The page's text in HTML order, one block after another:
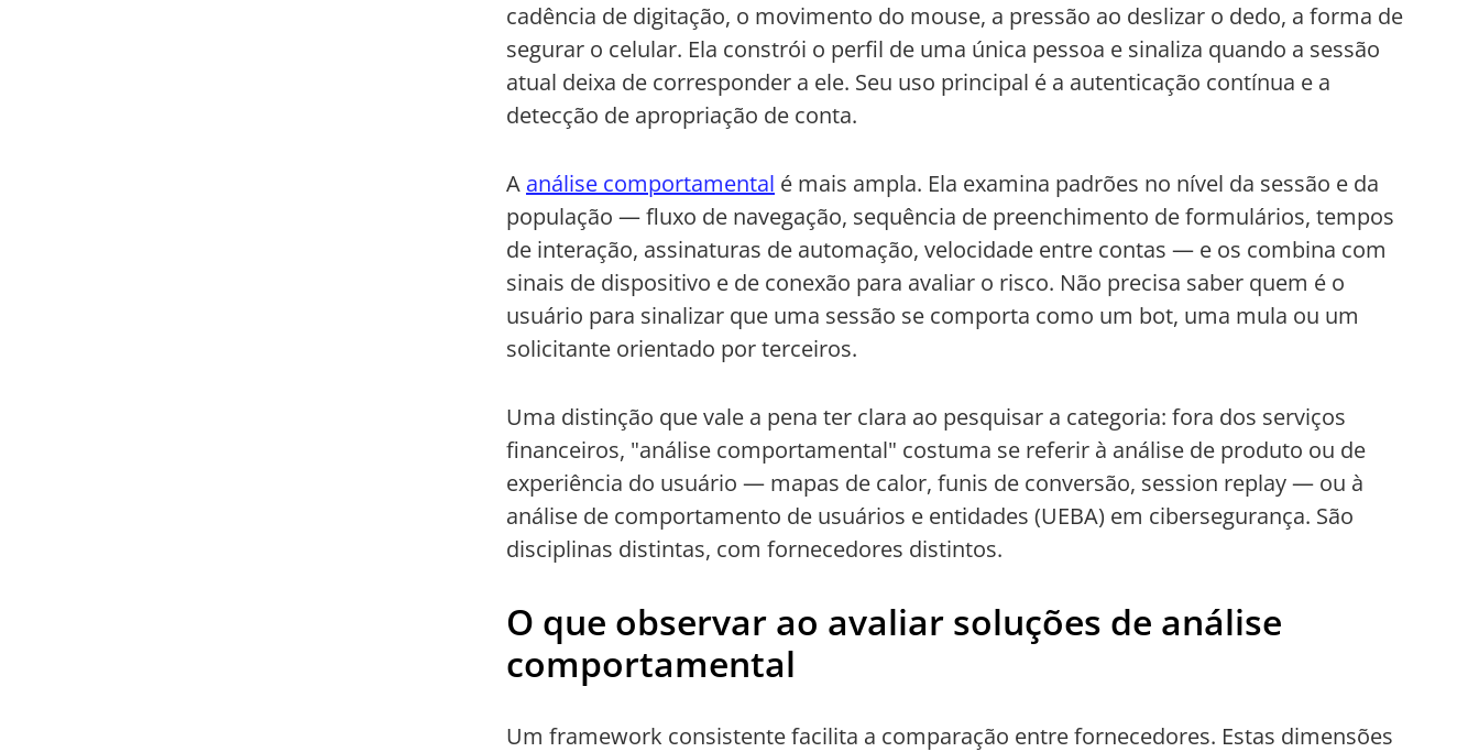
cadência de digitação, o movimento do mouse, a pressão ao deslizar o dedo, a forma de
segurar o celular. Ela constrói o perfil de uma única pessoa e sinaliza quando a sessão
atual deixa de corresponder a ele. Seu uso principal é a autenticação contínua e a
detecção de apropriação de conta.
A análise comportamental é mais ampla. Ela examina padrões no nível da sessão e da
população — fluxo de navegação, sequência de preenchimento de formulários, tempos
de interação, assinaturas de automação, velocidade entre contas — e os combina com
sinais de dispositivo e de conexão para avaliar o risco. Não precisa saber quem é o
usuário para sinalizar que uma sessão se comporta como um bot, uma mula ou um
solicitante orientado por terceiros.
Uma distinção que vale a pena ter clara ao pesquisar a categoria: fora dos serviços
financeiros, "análise comportamental" costuma se referir à análise de produto ou de
experiência do usuário — mapas de calor, funis de conversão, session replay — ou à
análise de comportamento de usuários e entidades (UEBA) em cibersegurança. São
disciplinas distintas, com fornecedores distintos.
O que observar ao avaliar soluções de análise
comportamental
Um framework consistente facilita a comparação entre fornecedores. Estas dimensões